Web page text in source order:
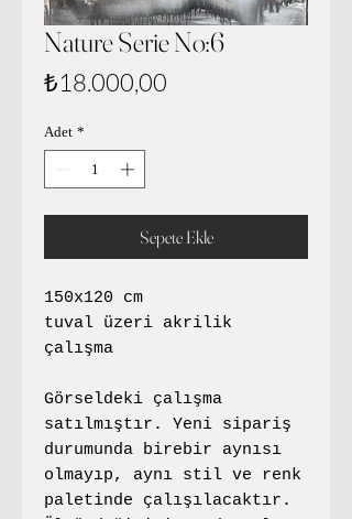
Nature Serie No:6
₺18.000,00
Adet *
Sepete Ekle
150x120 cm
tuval üzeri akrilik
çalışma
Görseldeki çalışma
satılmıştır. Yeni sipariş
durumunda birebir aynısı
olmayıp, aynı stil ve renk
paletinde çalışılacaktır.